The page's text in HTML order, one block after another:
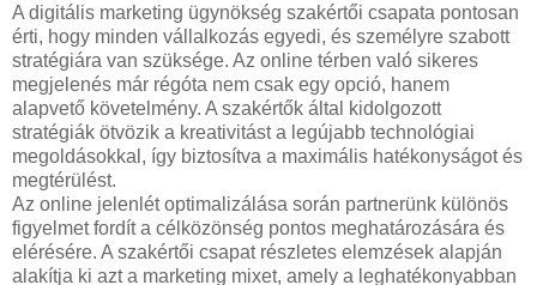
A digitális marketing ügynökség szakértői csapata pontosan
érti, hogy minden vállalkozás egyedi, és személyre szabott
stratégiára van szüksége. Az online térben való sikeres
megjelenés már régóta nem csak egy opció, hanem
alapvető követelmény. A szakértők által kidolgozott
stratégiák ötvözik a kreativitást a legújabb technológiai
megoldásokkal, így biztosítva a maximális hatékonyságot és
megtérülést.
Az online jelenlét optimalizálása során partnerünk különös
figyelmet fordít a célközönség pontos meghatározására és
elérésére. A szakértői csapat részletes elemzések alapján
alakítja ki azt a marketing mixet, amely a leghatékonyabban